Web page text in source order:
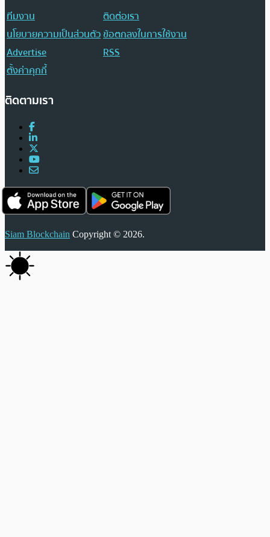
ทีมงาน
ติดต่อเรา
นโยบายความเป็นส่วนตัวข้อตกลงในการใช้งาน
Advertise
RSS
ตั้งค่าคุกกี้
ติดตามเรา
Siam Blockchain Copyright © 2026.